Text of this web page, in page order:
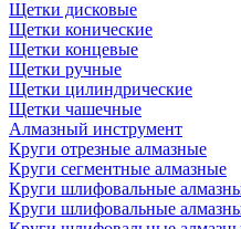
Щетки дисковые
Щетки конические
Щетки концевые
Щетки ручные
Щетки цилиндрические
Щетки чашечные
Алмазный инструмент
Круги отрезные алмазные
Круги сегментные алмазные
Круги шлифовальные
Круги шлифовальные